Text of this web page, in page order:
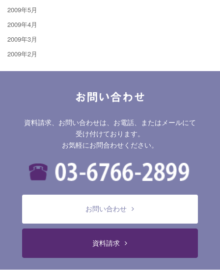
2009年5月
2009年4月
2009年3月
2009年2月
お問い合わせ
資料請求、お問い合わせは、お電話、またはメールにて
受け付けております。
お気軽にお問合わせください。
お問い合わせ
資料請求